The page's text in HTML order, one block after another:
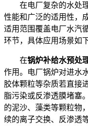
在电厂复杂的水处
性能和广泛的适用性，
适用范围覆盖电厂水汽
环节，具体应用场景如下
在锅炉补给水预处
作用。电厂锅炉对进水
胶体颗粒等杂质若直接
脂污染或反渗透膜堵塞
的泥沙、藻类等颗粒物
续的离子交换、反渗透